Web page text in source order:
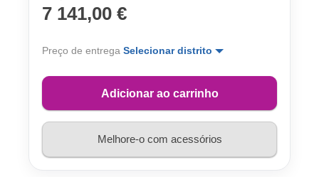
7 141,00 €
Preço de entrega Selecionar distrito
Adicionar ao carrinho
Melhore-o com acessórios